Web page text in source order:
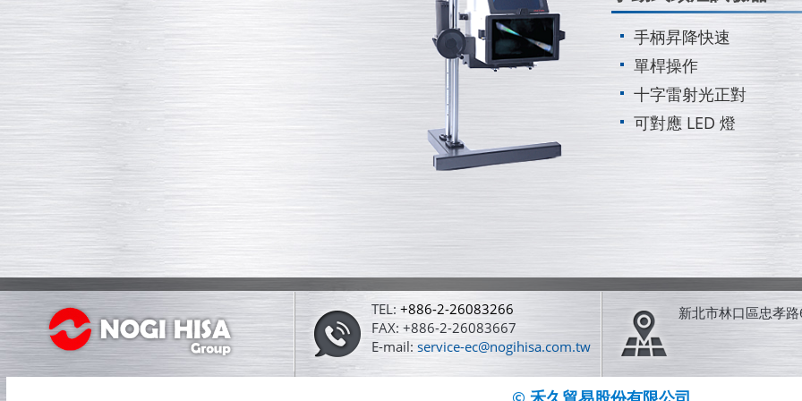
手柄昇降快速
單桿操作
十字雷射光正對
可對應 LED 燈
TEL: +886-2-26083266
FAX: +886-2-26083667
E-mail: service-ec@nogihisa.com.tw
新北市林口區忠孝